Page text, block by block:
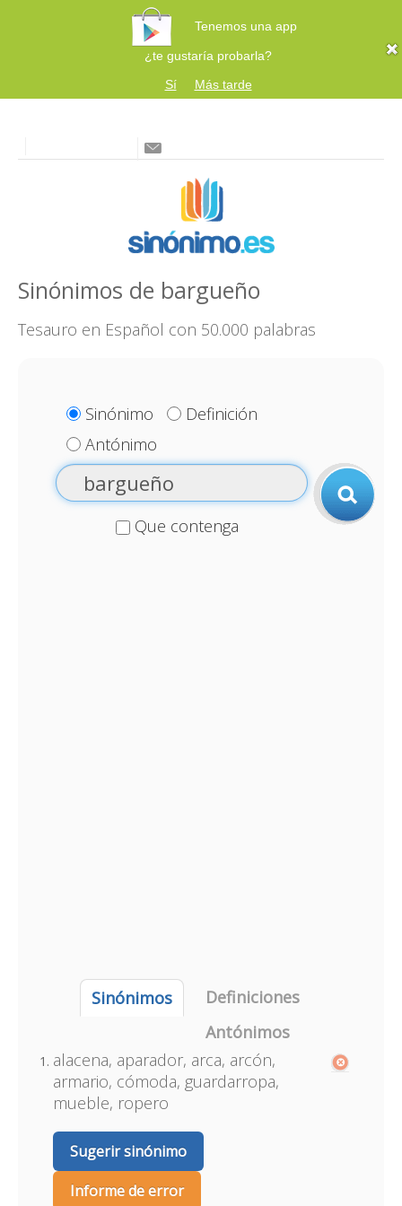
Tenemos una app
¿te gustaría probarla?
Sí
Más tarde
Sinónimos de bargueño
Tesauro en Español con 50.000 palabras
Sinónimo
Definición
Antónimo
Que contenga
Sinónimos
Definiciones
Antónimos
alacena, aparador, arca, arcón,
armario, cómoda, guardarropa,
mueble, ropero
Sugerir sinónimo
Informe de error